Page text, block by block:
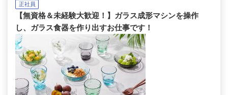
正社員
【無資格＆未経験大歓迎！】ガラス成形マシンを操作
し、ガラス食器を作り出すお仕事です！